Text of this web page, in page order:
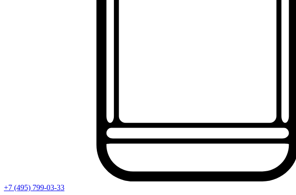
+7 (495) 799-03-33